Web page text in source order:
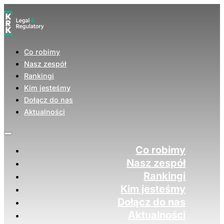
Co robimy
Nasz zespół
Rankingi
Kim jesteśmy
Dołącz do nas
Aktualności
Co robimy
Nasz zespół
Rankingi
Kim jesteśmy
Dołącz do nas
Aktualności